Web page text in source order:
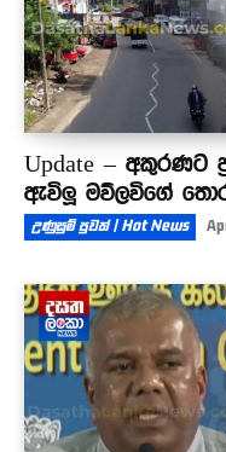
Update – අකුරණට
ඇවිලූ මව්ලවිගේ
උණුසුම් පුවත් | Hot News